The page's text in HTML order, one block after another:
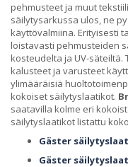
pehmusteet ja muut
säilytysarkussa ulos, ne
käyttövalmiina. Erityisesti
loistavasti pehmusteiden
kosteudelta ja UV-
kalusteet ja varusteet
ylimääräisiä
kokoiset säilytyslaatikot.
saatavilla kolme eri
säilytyslaatikot listattu
Gäster
Gäster